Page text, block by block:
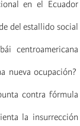
en el Ecuador
del estallido social
centroamericana
nueva ocupación?
contra fórmula
la insurrección